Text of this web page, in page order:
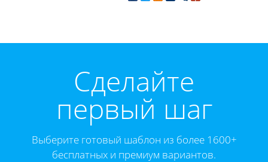
Cделайте
первый шаг
Выберите готовый шаблон из более 1600+
бесплатных и премиум вариантов.